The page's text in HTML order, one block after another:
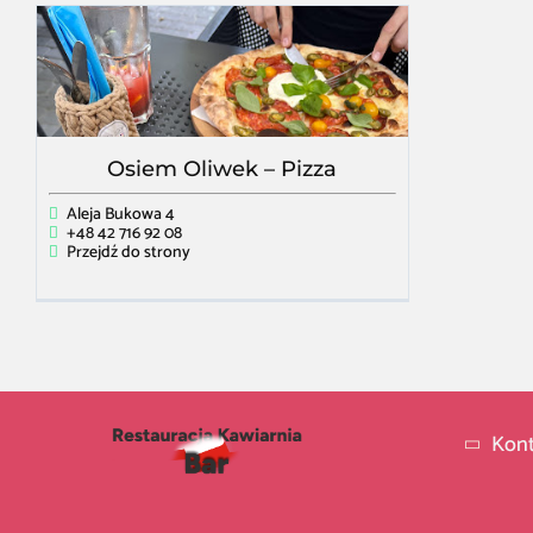
Osiem Oliwek – Pizza
Aleja Bukowa 4
+48 42 716 92 08
Przejdź do strony